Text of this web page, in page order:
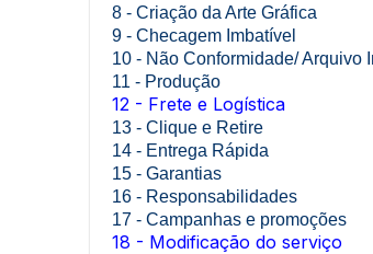
8 - Criação da Arte Gráfica
9 - Checagem Imbatível
10 - Não Conformidade/ Arquivo
11 - Produção
12 - Frete e Logística
13 - Clique e Retire
14 - Entrega Rápida
15 - Garantias
16 - Responsabilidades
17 - Campanhas e promoções
18 - Modificação do serviço